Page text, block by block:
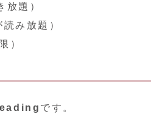
放題）
み放題）
）
です。